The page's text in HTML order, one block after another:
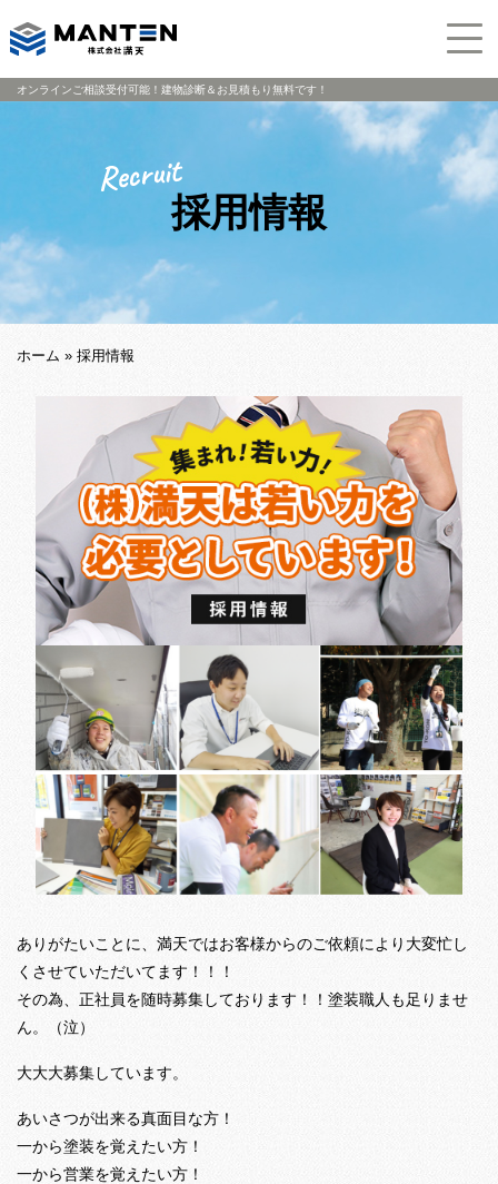
オンラインご相談受付可能！建物診断＆お見積もり無料です！
採用情報
ホーム » 採用情報
ありがたいことに、満天ではお客様からのご依頼により大変忙し
くさせていただいてます！！！
その為、正社員を随時募集しております！！塗装職人も足りませ
ん。（泣）
大大大募集しています。
あいさつが出来る真面目な方！
一から塗装を覚えたい方！
一から営業を覚えたい方！